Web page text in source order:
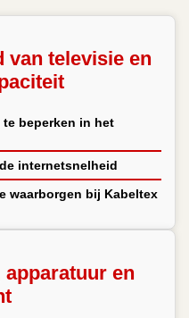
van televisie en
beperken in het
internetsnelheid
waarborgen bij Kabeltex
en